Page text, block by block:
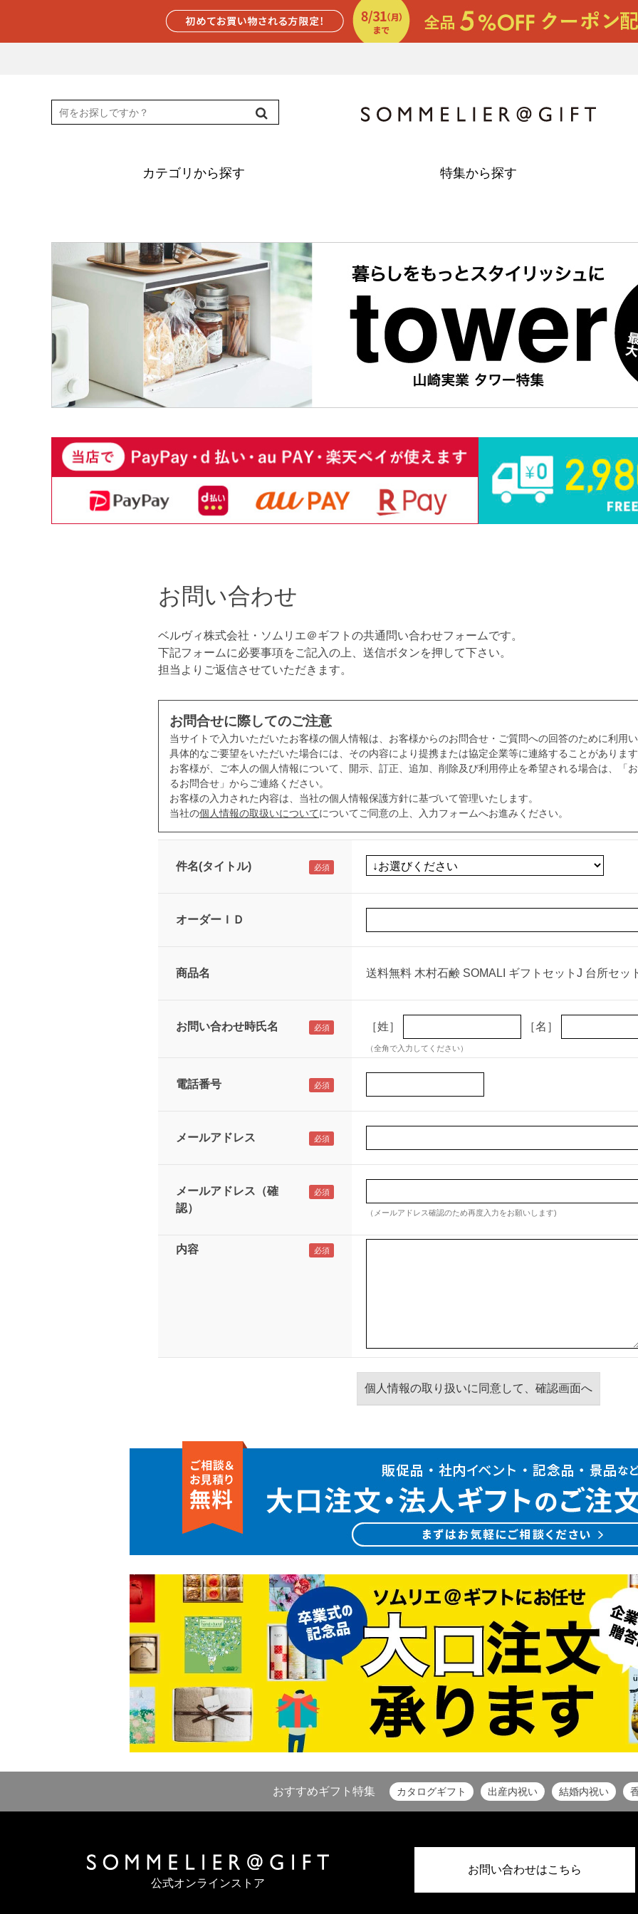
カテゴリから探す 特集から探す
お問い合わせ
ベルヴィ株式会社・ソムリエ＠ギフトの共通問い合わせフォームです。
下記フォームに必要事項をご記入の上、送信ボタンを押して下さい。
担当よりご返信させていただきます。
お問合せに際してのご注意
当サイトで入力いただいたお客様の個人情報は、お客様からのお問合せ・ご質問への回答のために利用い
具体的なご要望をいただいた場合には、その内容により提携または協定企業等に連絡することがあります
お客様が、ご本人の個人情報について、開示、訂正、追加、削除及び利用停止を希望される場合は、「
るお問合せ」からご連絡ください。
お客様の入力された内容は、当社の個人情報保護方針に基づいて管理いたします。
当社の個人情報の取扱いについてについてご同意の上、入力フォームへお進みください。
件名(タイトル)
オーダーＩＤ
商品名 送料無料 木村石鹸 SOMALI ギフトセットJ 台所セッ
お問い合わせ時氏名 ［姓］ ［名］
（全角で入力してください）
電話番号
メールアドレス
メールアドレス（確
認）
（メールアドレス確認のため再度入力をお願いします)
内容
おすすめギフト特集 カタログギフト 出産内祝い 結婚内祝い
公式オンラインストア
お問い合わせはこちら